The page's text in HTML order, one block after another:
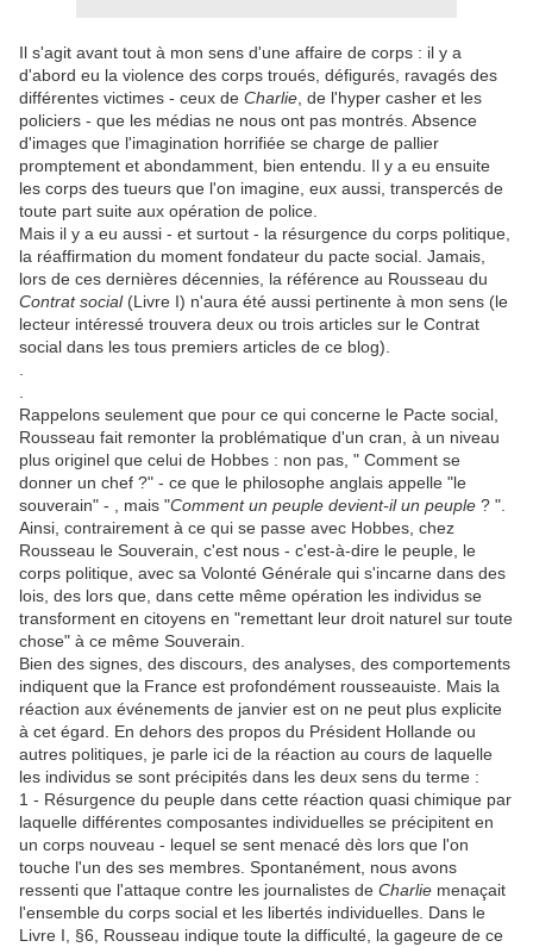
Il s'agit avant tout à mon sens d'une affaire de corps : il y a
d'abord eu la violence des corps troués, défigurés, ravagés des
différentes victimes - ceux de Charlie , de l'hyper casher et les
policiers - que les médias ne nous ont pas montrés. Absence
d'images que l'imagination horrifiée se charge de pallier
promptement et abondamment, bien entendu. Il y a eu ensuite
les corps des tueurs que l'on imagine, eux aussi, transpercés de
toute part suite aux opération de police.
Mais il y a eu aussi - et surtout - la résurgence du corps politique,
la réaffirmation du moment fondateur du pacte social. Jamais,
lors de ces dernières décennies, la référence au Rousseau du
Contrat social(Livre I) n'aura été aussi pertinente à mon sens (le
lecteur intéressé trouvera deux ou trois articles sur le Contrat
social dans les tous premiers articles de ce blog).
Rappelons seulement que pour ce qui concerne le Pacte social,
Rousseau fait remonter la problématique d'un cran, à un niveau
plus originel que celui de Hobbes : non pas, " Comment se
donner un chef ?" - ce que le philosophe anglais appelle "le
souverain" - , mais "Comment un peuple devient-il un peuple ? ".
Ainsi, contrairement à ce qui se passe avec Hobbes, chez
Rousseau le Souverain, c'est nous - c'est-à-dire le peuple, le
corps politique, avec sa Volonté Générale qui s'incarne dans des
lois, des lors que, dans cette même opération les individus se
transforment en citoyens en "remettant leur droit naturel sur toute
chose" à ce même Souverain.
Bien des signes, des discours, des analyses, des comportements
indiquent que la France est profondément rousseauiste. Mais la
réaction aux événements de janvier est on ne peut plus explicite
à cet égard. En dehors des propos du Président Hollande ou
autres politiques, je parle ici de la réaction au cours de laquelle
les individus se sont précipités dans les deux sens du terme :
1 - Résurgence du peuple dans cette réaction quasi chimique par
laquelle différentes composantes individuelles se précipitent en
un corps nouveau - lequel se sent menacé dès lors que l'on
touche l'un des ses membres. Spontanément, nous avons
ressenti que l'attaque contre les journalistes de Charlie menaçait
l'ensemble du corps social et les libertés individuelles. Dans le
Livre I, §6, Rousseau indique toute la difficulté, la gageure de ce